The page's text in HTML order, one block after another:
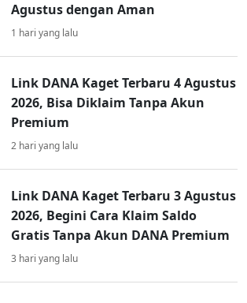
Agustus dengan Aman
1 hari yang lalu
Link DANA Kaget Terbaru 4 Agustus
2026, Bisa Diklaim Tanpa Akun
Premium
2 hari yang lalu
Link DANA Kaget Terbaru 3 Agustus
2026, Begini Cara Klaim Saldo
Gratis Tanpa Akun DANA Premium
3 hari yang lalu